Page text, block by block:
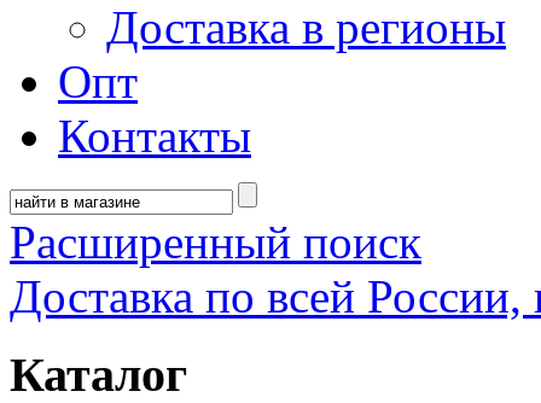
Доставка в регионы
Опт
Контакты
Расширенный поиск
Доставка по всей России,
Каталог